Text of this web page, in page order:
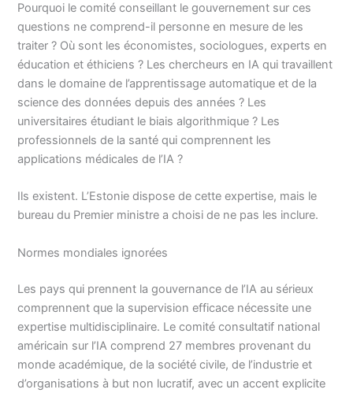
Pourquoi le comité conseillant le gouvernement sur ces
questions ne comprend-il personne en mesure de les
traiter ? Où sont les économistes, sociologues, experts en
éducation et éthiciens ? Les chercheurs en IA qui travaillent
dans le domaine de l’apprentissage automatique et de la
science des données depuis des années ? Les
universitaires étudiant le biais algorithmique ? Les
professionnels de la santé qui comprennent les
applications médicales de l’IA ?
Ils existent. L’Estonie dispose de cette expertise, mais le
bureau du Premier ministre a choisi de ne pas les inclure.
Normes mondiales ignorées
Les pays qui prennent la gouvernance de l’IA au sérieux
comprennent que la supervision efficace nécessite une
expertise multidisciplinaire. Le comité consultatif national
américain sur l’IA comprend 27 membres provenant du
monde académique, de la société civile, de l’industrie et
d’organisations à but non lucratif, avec un accent explicite